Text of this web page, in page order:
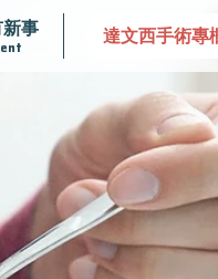
事
術專欄 2025植牙指南